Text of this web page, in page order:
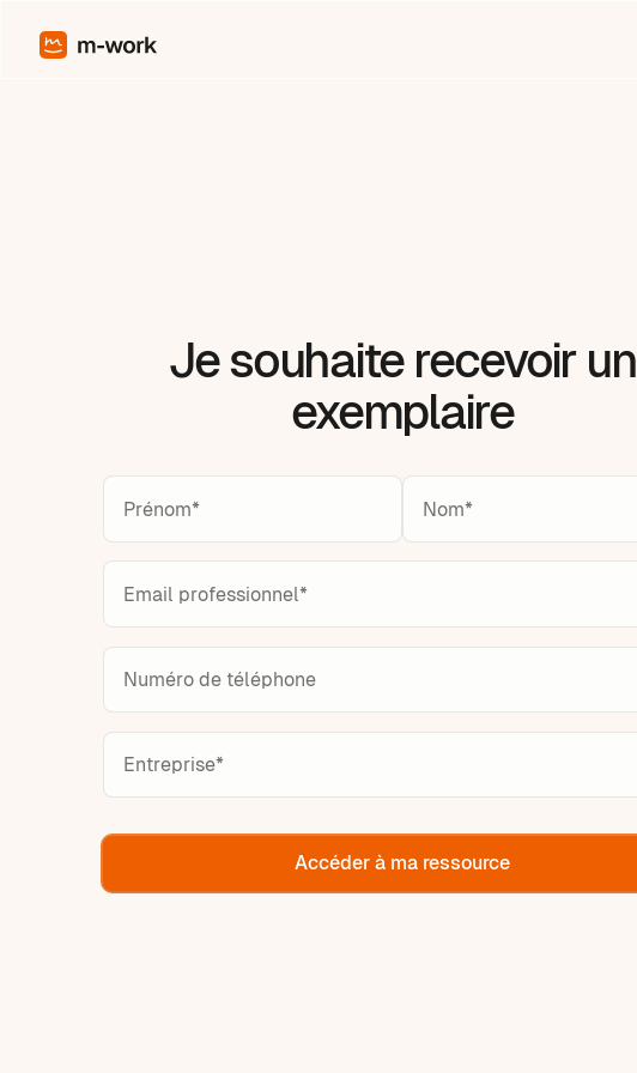
Je souhaite recevoir un
exemplaire